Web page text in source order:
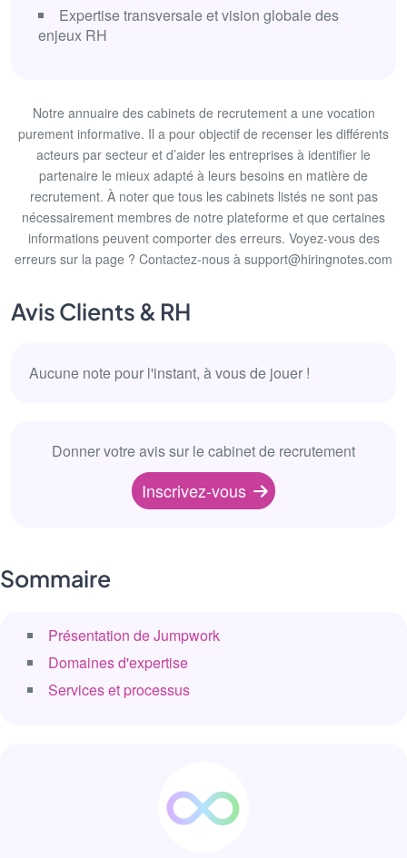
Expertise transversale et vision globale des
enjeux RH
Notre annuaire des cabinets de recrutement a une vocation
purement informative. Il a pour objectif de recenser les différents
acteurs par secteur et d’aider les entreprises à identifier le
partenaire le mieux adapté à leurs besoins en matière de
recrutement. À noter que tous les cabinets listés ne sont pas
nécessairement membres de notre plateforme et que certaines
informations peuvent comporter des erreurs. Voyez-vous des
erreurs sur la page ? Contactez-nous à support@hiringnotes.com
Avis Clients & RH
Aucune note pour l'instant, à vous de jouer !
Donner votre avis sur le cabinet de recrutement
Inscrivez-vous
Sommaire
Présentation de Jumpwork
Domaines d'expertise
Services et processus